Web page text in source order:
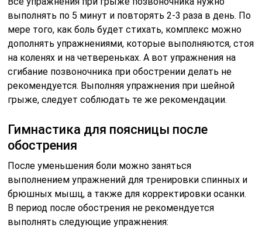
выполнять по 5 минут и повторять 2-3 раза в день. По
мере того, как боль будет стихать, комплекс можно
дополнять упражнениями, которые выполняются, стоя
на коленях и на четвереньках. А вот упражнения на
сгибание позвоночника при обострении делать не
рекомендуется. Выполняя упражнения при шейной
грыже, следует соблюдать те же рекомендации.
Гимнастика для поясницы после
обострения
После уменьшения боли можно заняться
выполнением упражнений для тренировки спинных и
брюшных мышц, а также для корректировки осанки.
В период после обострения не рекомендуется
выполнять следующие упражнения: